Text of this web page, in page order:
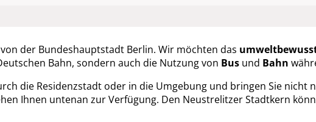
der Bundeshauptstadt Berlin. Wir möchten das
Bahn, sondern auch die Nutzung von Bus und Bahn
die Residenzstadt oder in die Umgebung und bringen Sie nicht
Ihnen untenan zur Verfügung. Den Neustrelitzer Stadtkern